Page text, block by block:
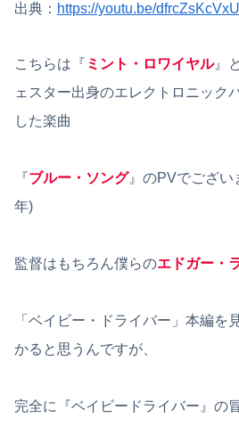
出典： https://youtu.be/dfrcZsKcVxU
こちらは『 ミント・ロワイヤル』
ェスター出身のエレクトロニック
した楽曲
『ブルー・ソング』のPVでござい
年)
監督はもちろん僕らのエドガー・
「ベイビー・ドライバー」本編を
かると思うんですが、
完全に『ベイビードライバー』の